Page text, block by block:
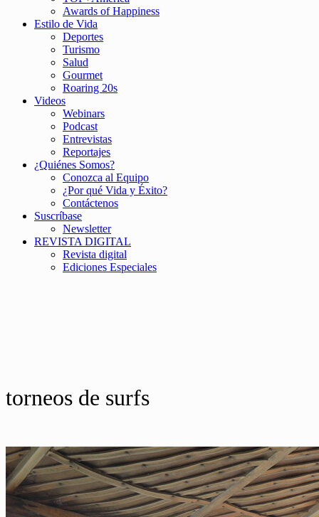
Awards of Happiness
Estilo de Vida
Deportes
Turismo
Salud
Gourmet
Roaring 20s
Videos
Webinars
Podcast
Entrevistas
Reportajes
¿Quiénes Somos?
Conozca al Equipo
¿Por qué Vida y Éxito?
Contáctenos
Suscríbase
Newsletter
REVISTA DIGITAL
Revista digital
Ediciones Especiales
torneos de surfs